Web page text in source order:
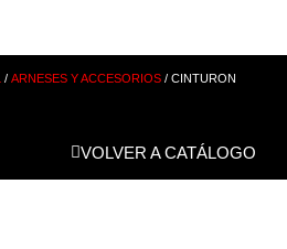
/ARNESES Y ACCESORIOS / CINTURON
VOLVER A CATÁLOGO